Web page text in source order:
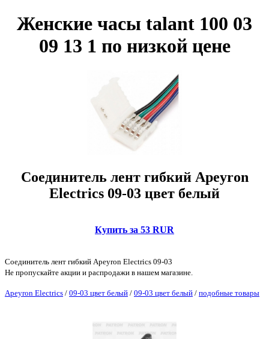
Женские часы talant 100 03
09 13 1 по низкой цене
Соединитель лент гибкий Apeyron
Electrics 09-03 цвет белый
Купить за 53 RUR
Соединитель лент гибкий Apeyron Electrics 09-03
Не пропускайте акции и распродажи в нашем магазине.
Apeyron Electrics / 09-03 цвет белый / 09-03 цвет белый / подобные товары